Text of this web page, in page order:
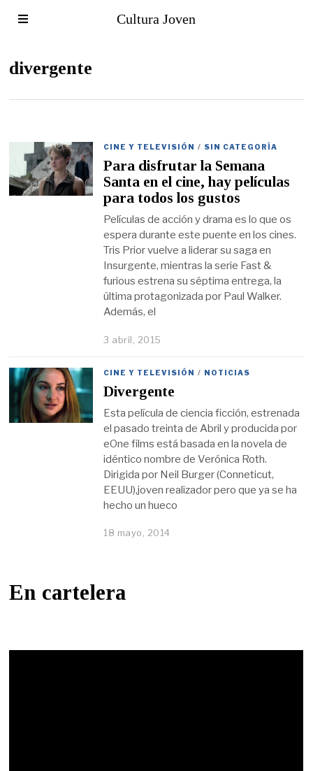
Cultura Joven
divergente
CINE Y TELEVISIÓN / SIN CATEGORÍA
Para disfrutar la Semana
Santa en el cine, hay películas
para todos los gustos
Películas de acción y drama es lo que os
espera durante este puente en los cines.
Tris Prior vuelve a liderar su saga en
Insurgente, mientras la serie Fast &
furious estrena su séptima entrega, la
última protagonizada por Paul Walker.
Además, el
3 abril, 2015
CINE Y TELEVISIÓN / NOTICIAS
Divergente
Esta película de ciencia ficción, estrenada
el pasado treinta de Abril y producida por
eOne films está basada en la novela de
idéntico nombre de Verónica Roth.
Dirigida por Neil Burger (Conneticut,
EEUU),joven realizador pero que ya se ha
hecho un hueco
18 mayo, 2014
En cartelera